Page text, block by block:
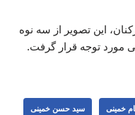
این تصویر از سه نوه
مورد توجه قرار گرفت.
خمینی سید حسن خمینی